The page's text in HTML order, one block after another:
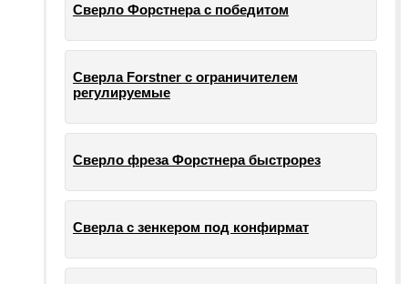
Сверло Форстнера с победитом
Сверла Forstner с ограничителем
регулируемые
Сверло фреза Форстнера быстрорез
Сверла с зенкером под конфирмат